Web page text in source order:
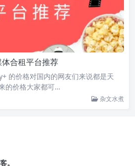
合租平台推荐
的价格对国内的网友们来说都是天
的价格大家都可…
杂文水煮
。